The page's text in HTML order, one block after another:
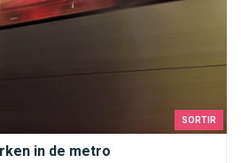
SORTIR
in de metro